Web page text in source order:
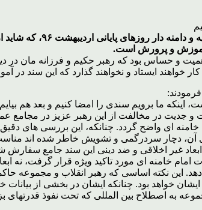
یکی از مسائل
و حساس بود که رهبر حکیم و فرزانه مان در
خواهند ایستاد و نخواهند گذارد که این سند
اینکه ما برویم سندی را امضا کنیم و بعد هم
و جدیت در مخالفت از این رهبر عزیز در مجامع
آن، دچار سردرگمی و تشویش خاطر شده اند
غیر اخلاقی و ضد دینی این سند جامع
امام خامنه ای مورد تاکید ویژه قرار گرفت،
این نکته اساسی که رهبر انقلاب و مجموعه
ایشان خواهد بود. چنانکه ایشان در بخشی از
به اصطلاح بین المللی که تحت نفوذ